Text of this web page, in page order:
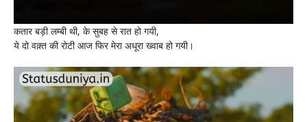
कतार बड़ी लम्बी थी, के सुबह से रात हो गयी,
ये दो वक़्त की रोटी आज फिर मेरा अधूरा ख्वाब हो गयी।